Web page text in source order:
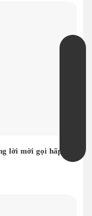
lời mời gọi hấp dẫn